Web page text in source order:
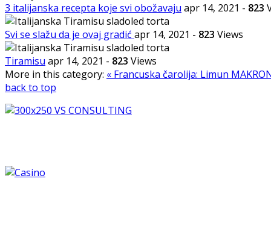
3 italijanska recepta koje svi obožavaju apr 14, 2021 - 823
Svi se slažu da je ovaj gradić apr 14, 2021 - 823 Views
Tiramisu apr 14, 2021 - 823 Views
More in this category: « Francuska čarolija: Limun
back to top